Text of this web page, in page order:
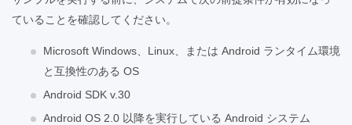
ていることを確認してください。
Microsoft Windows、Linux、または Android ランタイム環境
と互換性のある OS
Android SDK v.30
Android OS 2.0 以降を実行している Android システム